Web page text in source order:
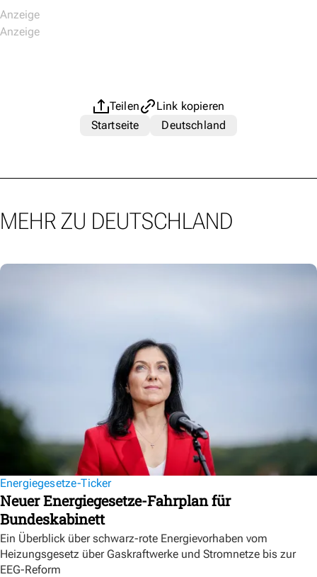
Teilen
Link kopieren
Startseite
Deutschland
MEHR ZU DEUTSCHLAND
Energiegesetze-Ticker
Neuer Energiegesetze-Fahrplan für
Bundeskabinett
Ein Überblick über schwarz-rote Energievorhaben vom
Heizungsgesetz über Gaskraftwerke und Stromnetze bis zur
EEG-Reform